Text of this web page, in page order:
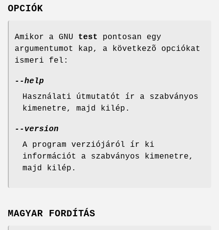
OPCIÓK
Amikor a GNU test
pontosan egy
argumentumot kap, a következõ opciókat
ismeri fel:
--help
Használati útmutatót ír a szabványos
kimenetre, majd kilép.
--version
A program verziójáról ír ki
információt a szabványos kimenetre,
majd kilép.
MAGYAR FORDÍTÁS